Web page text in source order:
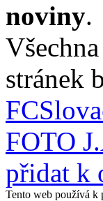
noviny.
stránek
FOTO
přidat k
Tento web používá k